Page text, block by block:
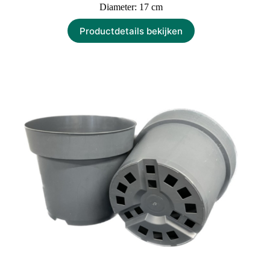
Diameter: 17 cm
Productdetails bekijken